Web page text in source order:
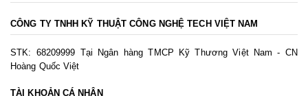
CÔNG TY TNHH KỸ THUẬT CÔNG NGHỆ TECH VIỆT NAM
STK: 68209999 Tại Ngân hàng TMCP Kỹ Thương Việt Nam - CN
Hoàng Quốc Việt
TÀI KHOẢN CÁ NHÂN